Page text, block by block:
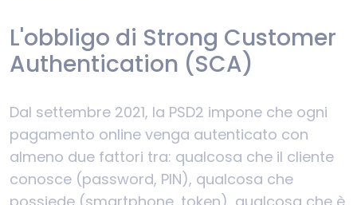
L'obbligo di Strong Customer
Authentication (SCA)
Dal settembre 2021, la PSD2 impone che ogni
pagamento online venga autenticato con
almeno due fattori tra: qualcosa che il cliente
conosce (password, PIN), qualcosa che